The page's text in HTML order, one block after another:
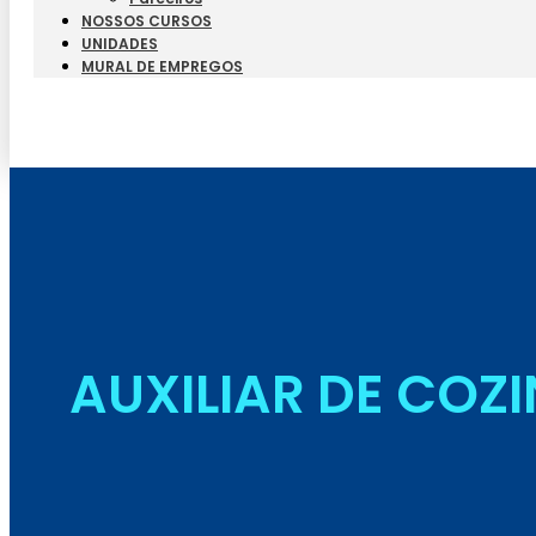
NOSSOS CURSOS
UNIDADES
MURAL DE EMPREGOS
AUXILIAR DE